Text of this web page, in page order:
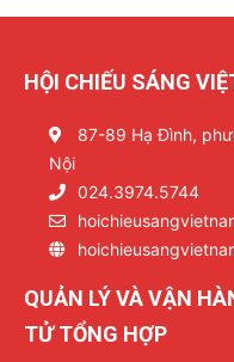
HỘI CHIẾU SÁNG
87-89 Hạ Đình,
Nội
024.3974.5744
QUẢN LÝ VÀ VẬN
TỬ TỔNG HỢP